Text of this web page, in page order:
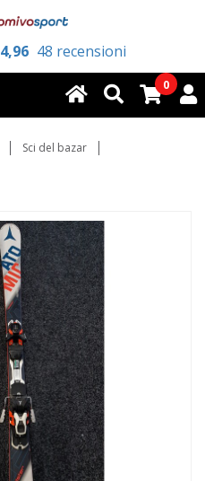
4,96 48 recensioni
0
Sci del bazar